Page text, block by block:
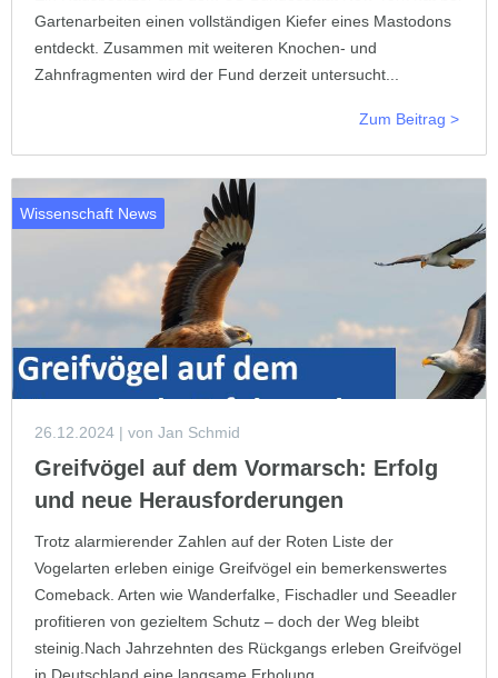
Gartenarbeiten einen vollständigen Kiefer eines Mastodons
entdeckt. Zusammen mit weiteren Knochen- und
Zahnfragmenten wird der Fund derzeit untersucht...
Zum Beitrag >
Wissenschaft News
26.12.2024 | von Jan Schmid
Greifvögel auf dem Vormarsch: Erfolg
und neue Herausforderungen
Trotz alarmierender Zahlen auf der Roten Liste der
Vogelarten erleben einige Greifvögel ein bemerkenswertes
Comeback. Arten wie Wanderfalke, Fischadler und Seeadler
profitieren von gezieltem Schutz – doch der Weg bleibt
steinig.Nach Jahrzehnten des Rückgangs erleben Greifvögel
in Deutschland eine langsame Erholung...